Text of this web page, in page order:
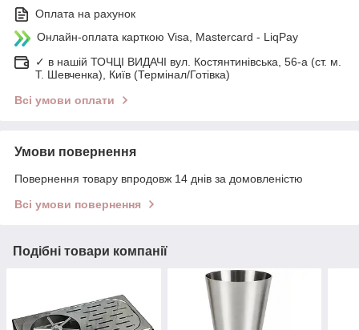
Оплата на рахунок
Онлайн-оплата карткою Visa, Mastercard - LiqPay
✓ в нашій ТОЧЦІ ВИДАЧІ вул. Костянтинівська, 56-а (ст. м.
Т. Шевченка), Київ (Термінал/Готівка)
Всі умови оплати
Умови повернення
Повернення товару впродовж 14 днів за домовленістю
Всі умови повернення
Подібні товари компанії